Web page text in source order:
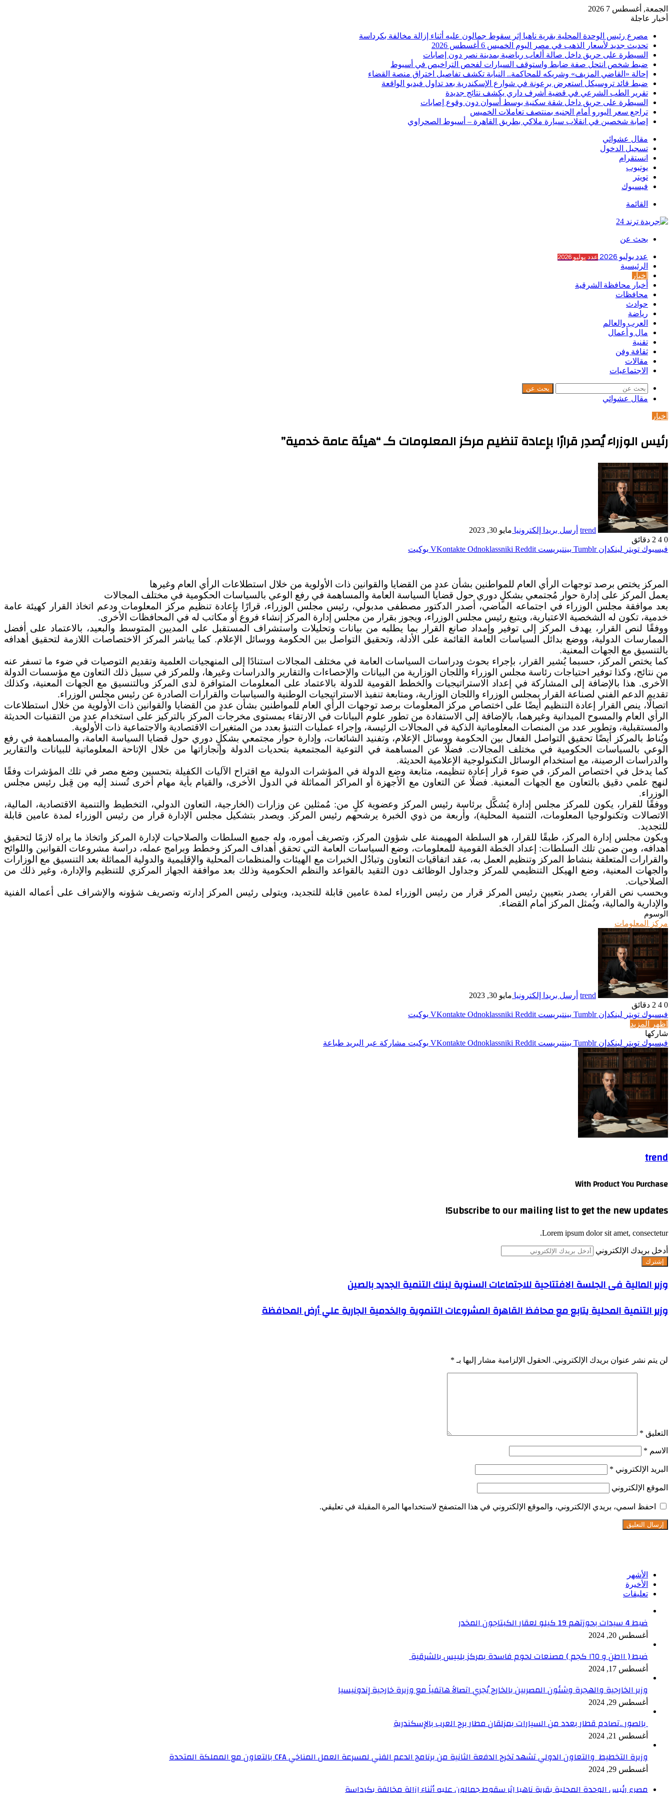
الجمعة, أغسطس 7 2026
أخبار عاجلة
مصرع رئيس الوحدة المحلية بقرية ناهيا إثر سقوط جمالون عليه أثناء إزالة مخالفة بكرداسة
تحديث جديد لأسعار الذهب في مصر اليوم الخميس 6 أغسطس 2026
السيطرة على حريق داخل صالة ألعاب رياضية بمدينة نصر دون إصابات
ضبط شخص انتحل صفة ضابط واستوقف السيارات لفحص التراخيص في أسيوط
إحالة «القاضي المزيف» وشريكه للمحاكمة.. النيابة تكشف تفاصيل اختراق منصة القضاء
ضبط قائد تروسيكل استعرض برعونة في شوارع الإسكندرية بعد تداول فيديو الواقعة
تقرير الطب الشرعي في قضية أشرف داري يكشف نتائج جديدة
السيطرة على حريق داخل شقة سكنية بوسط أسوان دون وقوع إصابات
تراجع سعر اليورو أمام الجنيه بمنتصف تعاملات الخميس
إصابة شخصين في انقلاب سيارة ملاكي بطريق القاهرة – أسيوط الصحراوي
مقال عشوائي
تسجيل الدخول
انستقرام
يوتيوب
تويتر
فيسبوك
القائمة
بحث عن
عدد يوليو 2026 عدد يوليو 2026
الرئيسية
أخبار
أخبار محافظة الشرقية
محافظات
حوادث
رياضة
العرب والعالم
مال و أعمال
تقنية
ثقافة وفن
مقالات
الاجتماعيات
بحث عن
مقال عشوائي
أخبار
رئيس الوزراء يُصدِر قرارًا بإعادة تنظيم مركز المعلومات كـ “هيئة عامة خدمية”
trend أرسل بريدا إلكترونيا مايو 30, 2023
0
2 دقائق
فيسبوك تويتر لينكدإن بينتيريست Odnoklassniki بوكيت
المركز يختص برصد توجهات الرأي العام للمواطنين بشأن عددٍ من القضايا والقوانين ذات الأولوية من خلال استطلاعات الرأي العام وغيرها
يعمل المركز على إدارة حوار مُجتمعي بشكلٍ دوري حول قضايا السياسة العامة والمساهمة في رفع الوعي بالسياسات الحكومية في مختلف المجالات
بعد موافقة مجلس الوزراء في اجتماعه الماضي، أصدر الدكتور مصطفى مدبولي، رئيس مجلس الوزراء، قرارًا بإعادة تنظيم مركز المعلومات ودعم اتخاذ القرار كهيئة عامة
خدمية، تكون له الشخصية الاعتبارية، ويتبع رئيس مجلس الوزراء، ويجوز بقرار من مجلس إدارة المركز إنشاء فروع أو مكاتب له في المحافظات الأخرى.
ووفقًا لنص القرار، يهدف المركز إلى توفير وإمداد صانع القرار بما يطلبه من بيانات وتحليلات واستشراف المستقبل على المديين المتوسط والبعيد، بالاعتماد على أفضل
الممارسات الدولية، ووضع بدائل السياسات العامة القائمة على الأدلة، وتحقيق التواصل بين الحكومة ووسائل الإعلام. كما يباشر المركز الاختصاصات اللازمة لتحقيق أهدافه
بالتنسيق مع الجهات المعنية.
كما يختص المركز، حسبما يُشير القرار، بإجراء بحوث ودراسات السياسات العامة في مختلف المجالات استنادًا إلى المنهجيات العلمية وتقديم التوصيات في ضوء ما تسفر عنه
من نتائج، وكذا توفير احتياجات رئاسة مجلس الوزراء واللجان الوزارية من البيانات والإحصاءات والتقارير والدراسات وغيرها، وللمركز في سبيل ذلك التعاون مع مؤسسات الدولة
الأخرى. هذا بالإضافة إلى المشاركة في إعداد الاستراتيجيات والخطط القومية للدولة بالاعتماد على المعلومات المتوافرة لدى المركز وبالتنسيق مع الجهات المعنية، وكذلك
تقديم الدعم الفني لصناعة القرار بمجلس الوزراء واللجان الوزارية، ومتابعة تنفيذ الاستراتيجيات الوطنية والسياسات والقرارات الصادرة عن رئيس مجلس الوزراء.
اتصالًا، ينص القرار إعادة التنظيم أيضًا على اختصاص مركز المعلومات برصد توجهات الرأي العام للمواطنين بشأن عددٍ من القضايا والقوانين ذات الأولوية من خلال استطلاعات
الرأي العام والمسوح الميدانية وغيرهما، بالإضافة إلى الاستفادة من تطور علوم البيانات في الارتقاء بمستوى مخرجات المركز بالتركيز على استخدام عددٍ من التقنيات الحديثة
والمستقبلية، وتطوير عدد من المنصات المعلوماتية الذكية في المجالات الرئيسة، وإجراء عمليات التنبؤ بعدد من المتغيرات الاقتصادية والاجتماعية ذات الأولوية.
ويُناط بالمركز أيضًا تحقيق التواصل الفعال بين الحكومة ووسائل الإعلام، وتفنيد الشائعات، وإدارة حوار مجتمعي بشكلٍ دوري حول قضايا السياسة العامة، والمساهمة في رفع
الوعي بالسياسات الحكومية في مختلف المجالات. فضلًا عن المساهمة في التوعية المجتمعية بتحديات الدولة وإنجازاتها من خلال الإتاحة المعلوماتية للبيانات والتقارير
والدراسات الرصينة، مع استخدام الوسائل التكنولوجية الإعلامية الحديثة.
كما يدخل في اختصاص المركز، في ضوء قرار إعادة تنظيمه، متابعة وضع الدولة في المؤشرات الدولية مع اقتراح الآليات الكفيلة بتحسين وضع مصر في تلك المؤشرات وفقًا
لنهج علمي دقيق بالتعاون مع الجهات المعنية. فضلًا عن التعاون مع الأجهزة أو المراكز المماثلة في الدول الأخرى، والقيام بأية مهام أخرى تُسند إليه مِن قِبل رئيس مجلس
الوزراء.
ووفقًا للقرار، يكون للمركز مجلس إدارة يُشكَّل برئاسة رئيس المركز وعضوية كلٍ من: مُمثلين عن وزارات (الخارجية، التعاون الدولي، التخطيط والتنمية الاقتصادية، المالية،
الاتصالات وتكنولوجيا المعلومات، التنمية المحلية)، وأربعة من ذوي الخبرة يرشحهم رئيس المركز. ويصدر بتشكيل مجلس الإدارة قرار من رئيس الوزراء لمدة عامين قابلة
للتجديد.
ويكون مجلس إدارة المركز، طبقًا للقرار، هو السلطة المهيمنة على شؤون المركز، وتصريف أموره، وله جميع السلطات والصلاحيات لإدارة المركز واتخاذ ما يراه لازمًا لتحقيق
أهدافه، ومن ضمن تلك السلطات: إعداد الخطة القومية للمعلومات، وضع السياسات العامة التي تحقق أهداف المركز وخطط وبرامج عمله، دراسة مشروعات القوانين واللوائح
والقرارات المتعلقة بنشاط المركز وتنظيم العمل به، عقد اتفاقيات التعاون وتبادُل الخبرات مع الهيئات والمنظمات المحلية والإقليمية والدولية المماثلة بعد التنسيق مع الوزارات
والجهات المعنية، وضع الهيكل التنظيمي للمركز وجداول الوظائف دون التقيد بالقواعد والنظم الحكومية وذلك بعد موافقة الجهاز المركزي للتنظيم والإدارة، وغير ذلك من
الصلاحيات.
وبحسب نص القرار، يصدر بتعيين رئيس المركز قرار من رئيس الوزراء لمدة عامين قابلة للتجديد، ويتولى رئيس المركز إدارته وتصريف شؤونه والإشراف على أعماله الفنية
والإدارية والمالية، ويُمثل المركز أمام القضاء.
الوسوم
مركز المعلومات
trend أرسل بريدا إلكترونيا مايو 30, 2023
0
2 دقائق
فيسبوك تويتر لينكدإن بينتيريست Odnoklassniki
بوكيت
اظهر المزيد
شاركها
فيسبوك تويتر لينكدإن بينتيريست Odnoklassniki بوكيت مشاركة عبر البريد طباعة
trend
With Product You Purchase
Subscribe to our mailing list to get the new updates!
Lorem ipsum dolor sit amet, consectetur.
أدخل بريدك الإلكتروني
وزير المالية فى الجلسة الافتتاحية للاجتماعات السنوية لبنك التنمية الجديد بالصين
وزير التنمية المحلية يتابع مع محافظ القاهرة المشروعات التنموية والخدمية الجارية علي أرض المحافظة
لن يتم نشر عنوان بريدك الإلكتروني. الحقول الإلزامية مشار إليها بـ *
التعليق *
الاسم *
البريد الإلكتروني *
الموقع الإلكتروني
احفظ اسمي، بريدي الإلكتروني، والموقع الإلكتروني في هذا المتصفح لاستخدامها المرة المقبلة في تعليقي.
الأشهر
الأخيرة
تعليقات
ضبط 4 سيدات بحوزتهم 19 كيلو لعقار الكبتاجون المخدر
أغسطس 20, 2024
ضبط ( ١١طن و ١٦٥ كجم ) مصنعات لحوم فاسدة بمركز بلبيس بالشرقية
أغسطس 17, 2024
وزير الخارجية والهجرة وشئون المصريين بالخارج يُجري اتصالاً هاتفياً مع وزيرة خارجية إندونيسيا
أغسطس 29, 2024
بالصور ..تصادم قطار بعدد من السيارات بمزلقان مطار برج العرب بالإسكندرية
أغسطس 21, 2024
وزيرة التخطيط والتعاون الدولي تشهد تخرج الدفعة الثانية من برنامج الدعم الفني لمسرعة العمل المناخي CFA بالتعاون مع المملكة المتحدة
أغسطس 29, 2024
مصرع رئيس الوحدة المحلية بقرية ناهيا إثر سقوط جمالون عليه أثناء إزالة مخالفة بكرداسة